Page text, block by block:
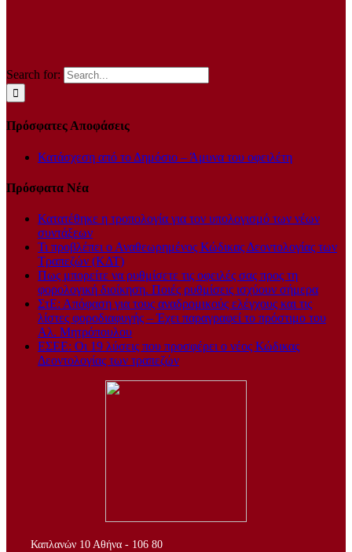
Search for:
Πρόσφατες Αποφάσεις
Κατάσχεση από το Δημόσιο – Άμυνα του οφειλέτη
Πρόσφατα Νέα
Κατατέθηκε η τροπολογία για τον υπολογισμό των νέων
συντάξεων
Τι προβλέπει ο Αναθεωρημένος Κώδικας Δεοντολογίας των
Τραπεζών (ΚΔΤ)
Πως μπορείτε να ρυθμίσετε τις οφειλές σας προς τη
φορολογική διοίκηση. Ποιές ρυθμίσεις ισχύουν σήμερα
ΣτΕ: Απόφαση για τους αναδρομικούς ελέγχους και τις
λίστες φοροδιαφυγής – Έχει παραγραφεί το πρόστιμο του
Αλ. Μητρόπουλου
ΕΣΕΕ: Οι 19 λύσεις που προσφέρει ο νέος Κώδικας
Δεοντολογίας των τραπεζών
Καπλανών 10 Αθήνα - 106 80